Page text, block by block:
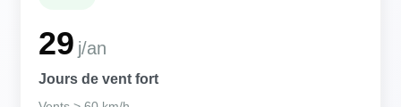
29 j/an
Jours de vent fort